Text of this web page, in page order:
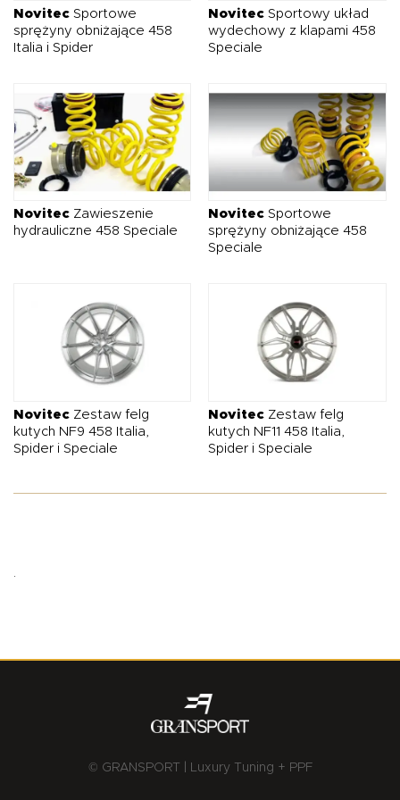
Novitec Sportowe
sprężyny obniżające 458
Italia i Spider
Novitec Sportowy układ
wydechowy z klapami 458
Speciale
Novitec Zawieszenie
hydrauliczne 458 Speciale
Novitec Sportowe
sprężyny obniżające 458
Speciale
Novitec Zestaw felg
kutych NF9 458 Italia,
Spider i Speciale
Novitec Zestaw felg
kutych NF11 458 Italia,
Spider i Speciale
.
© GRANSPORT | Luxury Tuning + PPF